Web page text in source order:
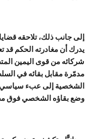
إلى جانب ذلك، تلاحقه
يدرك أن مغادرته الحكم قد
شركائه من قوى اليمين
مدمّرة مقابل بقائه في
الشخصية إلى عبء سياسي
وضع بقاؤه الشخصي فوق